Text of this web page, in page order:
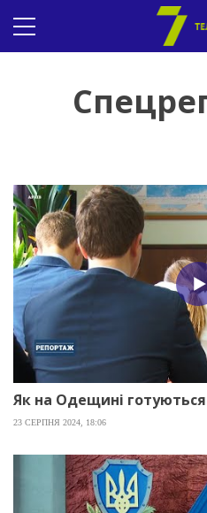
Як на Одещині
23 СЕРПНЯ 2024, 18:06